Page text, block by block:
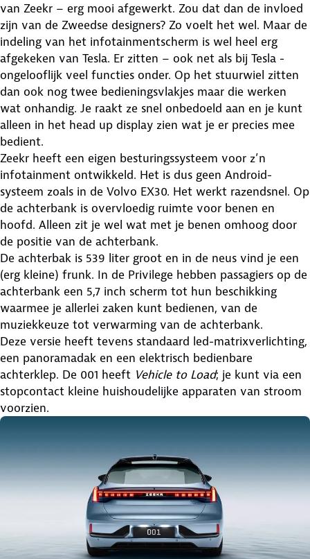
van Zeekr – erg mooi afgewerkt. Zou dat dan de invloed
zijn van de Zweedse designers? Zo voelt het wel. Maar de
indeling van het infotainmentscherm is wel heel erg
afgekeken van Tesla. Er zitten – ook net als bij Tesla -
ongelooflijk veel functies onder. Op het stuurwiel zitten
dan ook nog twee bedieningsvlakjes maar die werken
wat onhandig. Je raakt ze snel onbedoeld aan en je kunt
alleen in het head up display zien wat je er precies mee
bedient.
Zeekr heeft een eigen besturingssysteem voor z’n
infotainment ontwikkeld. Het is dus geen Android-
systeem zoals in de Volvo EX30. Het werkt razendsnel. Op
de achterbank is overvloedig ruimte voor benen en
hoofd. Alleen zit je wel wat met je benen omhoog door
de positie van de achterbank.
De achterbak is 539 liter groot en in de neus vind je een
(erg kleine) frunk. In de Privilege hebben passagiers op de
achterbank een 5,7 inch scherm tot hun beschikking
waarmee je allerlei zaken kunt bedienen, van de
muziekkeuze tot verwarming van de achterbank.
Deze versie heeft tevens standaard led-matrixverlichting,
een panoramadak en een elektrisch bedienbare
achterklep. De 001 heeft Vehicle to Load; je kunt via een
stopcontact kleine huishoudelijke apparaten van stroom
voorzien.